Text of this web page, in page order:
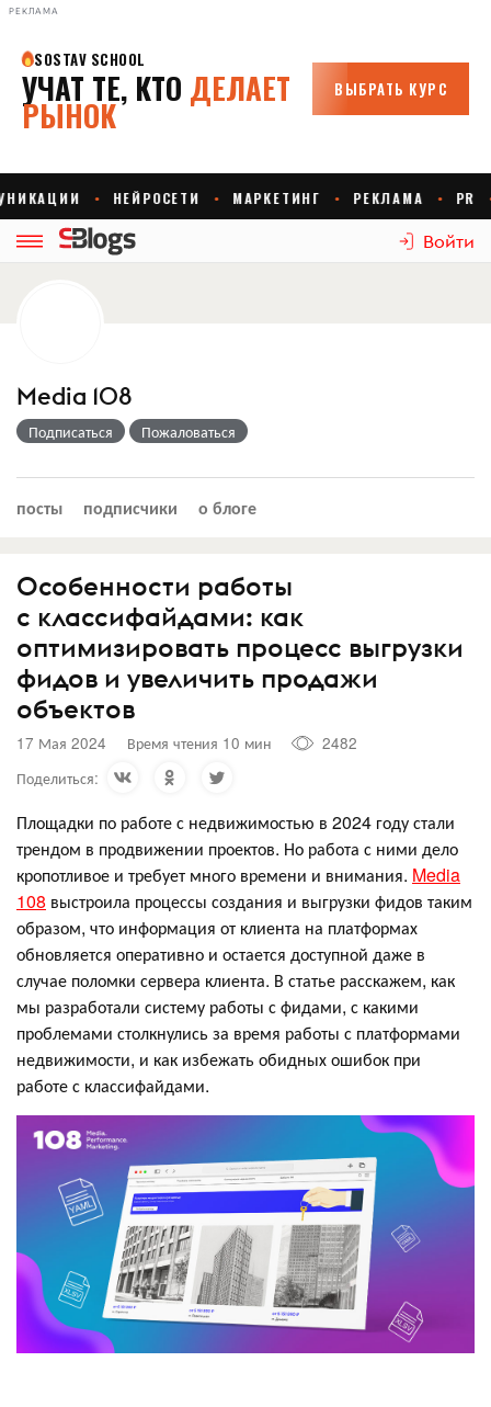
РЕКЛАМА
Войти
Media 108
Подписаться Пожаловаться
посты подписчики о блоге
Особенности работы
с классифайдами: как
оптимизировать процесс выгрузки
фидов и увеличить продажи
объектов
17 Мая 2024 Время чтения 10 мин
2482
Поделиться:
Площадки по работе с недвижимостью в 2024 году стали
трендом в продвижении проектов. Но работа с ними дело
кропотливое и требует много времени и внимания. Media
108 выстроила процессы создания и выгрузки фидов таким
образом, что информация от клиента на платформах
обновляется оперативно и остается доступной даже в
случае поломки сервера клиента. В статье расскажем, как
мы разработали систему работы с фидами, с какими
проблемами столкнулись за время работы с платформами
недвижимости, и как избежать обидных ошибок при
работе с классифайдами.